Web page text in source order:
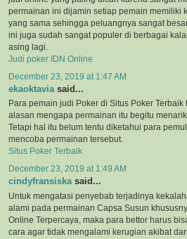
permainan ini dijamin setiap pemain memiliki
yang sama sehingga peluangnya sangat
ini juga sudah sangat populer di berbagai
asing lagi.
Judi poker IDN Online
December 23, 2019 at 1:47 AM
ekaoktaviasaid...
Para pemain judi Poker di Situs Poker Terbaik
alasan mengapa permainan itu begitu
Tetapi hal itu belum tentu diketahui para
mencoba permainan tersebut.
Situs Poker Terbaik
December 23, 2019 at 1:49 AM
cindyfransiskasaid...
Untuk mengatasi penyebab terjadinya
alami pada permainan Capsa Susun
Online Terpercaya, maka para bettor harus
cara agar tidak mengalami kerugian akibat